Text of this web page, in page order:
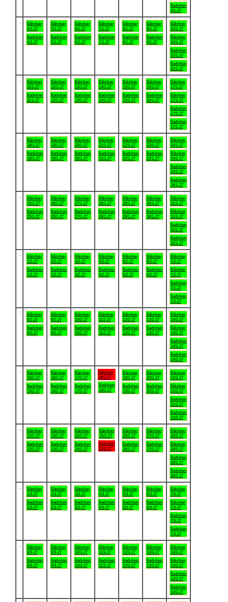
Badviken
3/1-27
Båtviken
4/1-27
Badviken
4/1-27
Båtviken
5/1-27
Badviken
5/1-27
Båtviken
6/1-27
Badviken
6/1-27
Båtviken
7/1-27
Badviken
7/1-27
Båtviken
8/1-27
Badviken
8/1-27
Båtviken
9/1-27
Badviken
9/1-27
Båtviken
10/1-27
Båtviken
10/1-27
Badviken
10/1-27
Badviken
10/1-27
Båtviken
11/1-27
Badviken
11/1-27
Båtviken
12/1-27
Badviken
12/1-27
Båtviken
13/1-27
Badviken
13/1-27
Båtviken
14/1-27
Badviken
14/1-27
Båtviken
15/1-27
Badviken
15/1-27
Båtviken
16/1-27
Badviken
16/1-27
Båtviken
17/1-27
Båtviken
17/1-27
Badviken
17/1-27
Badviken
17/1-27
Båtviken
18/1-27
Badviken
18/1-27
Båtviken
19/1-27
Badviken
19/1-27
Båtviken
20/1-27
Badviken
20/1-27
Båtviken
21/1-27
Badviken
21/1-27
Båtviken
22/1-27
Badviken
22/1-27
Båtviken
23/1-27
Badviken
23/1-27
Båtviken
24/1-27
Båtviken
24/1-27
Badviken
24/1-27
Badviken
24/1-27
Båtviken
25/1-27
Badviken
25/1-27
Båtviken
26/1-27
Badviken
26/1-27
Båtviken
27/1-27
Badviken
27/1-27
Båtviken
28/1-27
Badviken
28/1-27
Båtviken
29/1-27
Badviken
29/1-27
Båtviken
30/1-27
Badviken
30/1-27
Båtviken
31/1-27
Båtviken
31/1-27
Badviken
31/1-27
Badviken
31/1-27
Båtviken
1/2-27
Badviken
1/2-27
Båtviken
2/2-27
Badviken
2/2-27
Båtviken
3/2-27
Badviken
3/2-27
Båtviken
4/2-27
Badviken
4/2-27
Båtviken
5/2-27
Badviken
5/2-27
Båtviken
6/2-27
Badviken
6/2-27
Båtviken
7/2-27
Båtviken
7/2-27
Badviken
7/2-27
Badviken
7/2-27
Båtviken
8/2-27
Badviken
8/2-27
Båtviken
9/2-27
Badviken
9/2-27
Båtviken
10/2-27
Badviken
10/2-27
Båtviken
11/2-27
Badviken
11/2-27
Båtviken
12/2-27
Badviken
12/2-27
Båtviken
13/2-27
Badviken
13/2-27
Båtviken
14/2-27
Båtviken
14/2-27
Badviken
14/2-27
Badviken
14/2-27
Båtviken
15/2-27
Badviken
15/2-27
Båtviken
16/2-27
Badviken
16/2-27
Båtviken
17/2-27
Badviken
17/2-27
Båtviken
18/2-27
Badviken
18/2-27
Båtviken
19/2-27
Badviken
19/2-27
Båtviken
20/2-27
Badviken
20/2-27
Båtviken
21/2-27
Båtviken
21/2-27
Badviken
21/2-27
Badviken
21/2-27
Båtviken
22/2-27
Badviken
22/2-27
Båtviken
23/2-27
Badviken
23/2-27
Båtviken
24/2-27
Badviken
24/2-27
Båtviken
25/2-27
Badviken
25/2-27
Båtviken
26/2-27
Badviken
26/2-27
Båtviken
27/2-27
Badviken
27/2-27
Båtviken
28/2-27
Båtviken
28/2-27
Badviken
28/2-27
Badviken
28/2-27
Båtviken
1/3-27
Badviken
1/3-27
Båtviken
2/3-27
Badviken
2/3-27
Båtviken
3/3-27
Badviken
3/3-27
Båtviken
4/3-27
Badviken
4/3-27
Båtviken
5/3-27
Badviken
5/3-27
Båtviken
6/3-27
Badviken
6/3-27
Båtviken
7/3-27
Båtviken
7/3-27
Badviken
7/3-27
Badviken
7/3-27
Båtviken
8/3-27
Badviken
8/3-27
Båtviken
9/3-27
Badviken
9/3-27
Båtviken
10/3-27
Badviken
10/3-27
Båtviken
11/3-27
Badviken
11/3-27
Båtviken
12/3-27
Badviken
12/3-27
Båtviken
13/3-27
Badviken
13/3-27
Båtviken
14/3-27
Båtviken
14/3-27
Badviken
14/3-27
Badviken
14/3-27